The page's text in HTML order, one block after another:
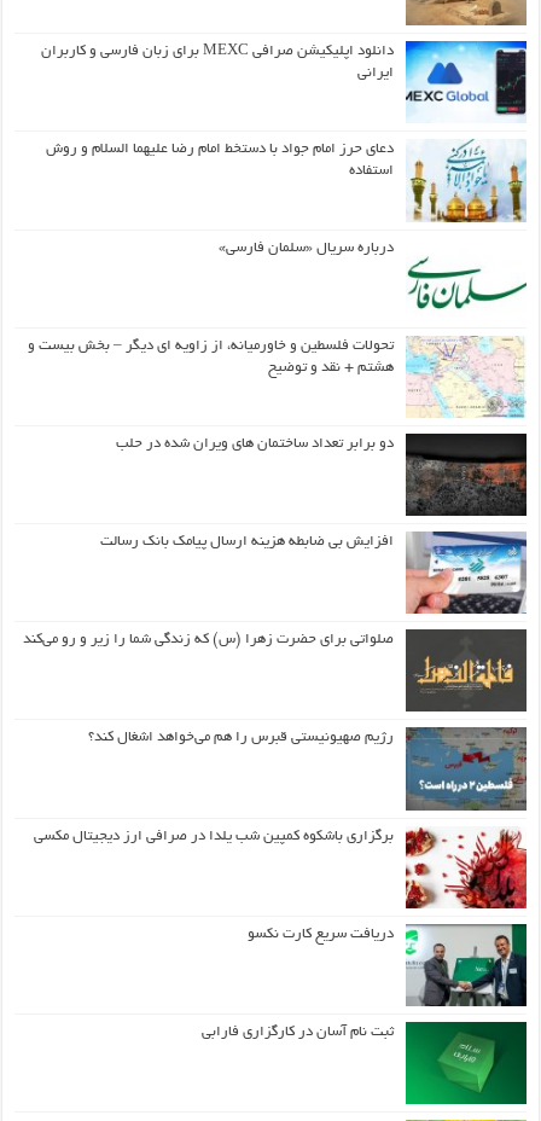
دانلود اپلیکیشن صرافی MEXC برای زبان فارسی و کاربران
ایرانی
دعای حرز امام جواد با دستخط امام رضا علیهما السلام و روش
استفاده
درباره سریال «سلمان فارسی»
تحولات فلسطین و خاورمیانه، از زاویه ای دیگر – بخش بیست و
هشتم + نقد و توضیح
دو برابر تعداد ساختمان های ویران شده در حلب
افزایش بی ضابطه هزینه ارسال پیامک بانک رسالت
صلواتی برای حضرت زهرا (س) که زندگی شما را زیر و رو می‌کند
رژیم صهیونیستی قبرس را هم می‌خواهد اشغال کند؟
برگزاری باشکوه کمپین شب یلدا در صرافی ارز دیجیتال مکسی
دریافت سریع کارت نکسو
ثبت نام آسان در کارگزاری فارابی